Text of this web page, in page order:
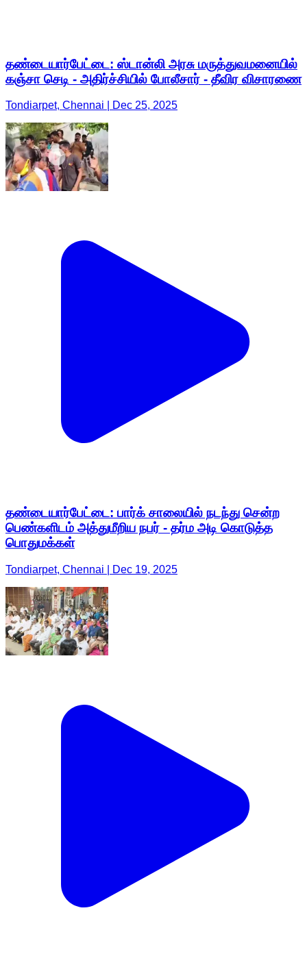
தண்டையார்பேட்டை: ஸ்டான்லி அரசு மருத்துவமனையில்
கஞ்சா செடி - அதிர்ச்சியில் போலீசார் - தீவிர விசாரணை
Tondiarpet, Chennai | Dec 25, 2025
தண்டையார்பேட்டை: பார்க் சாலையில் நடந்து சென்ற
பெண்களிடம் அத்துமீறிய நபர் - தர்ம அடி கொடுத்த
பொதுமக்கள்
Tondiarpet, Chennai | Dec 19, 2025